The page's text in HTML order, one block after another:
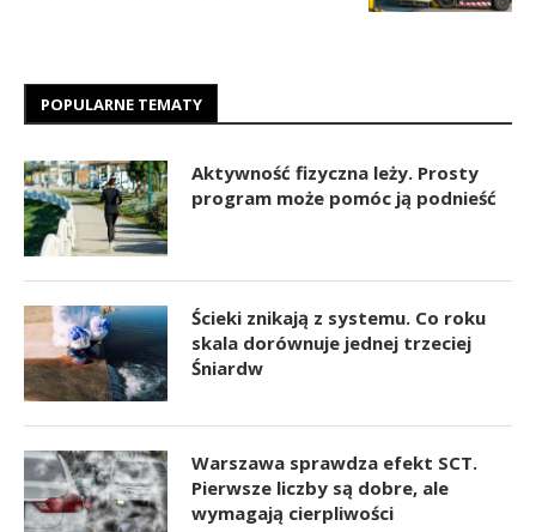
POPULARNE TEMATY
Aktywność fizyczna leży. Prosty
program może pomóc ją podnieść
Ścieki znikają z systemu. Co roku
skala dorównuje jednej trzeciej
Śniardw
Warszawa sprawdza efekt SCT.
Pierwsze liczby są dobre, ale
wymagają cierpliwości